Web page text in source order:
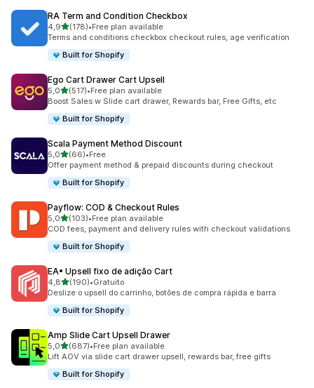
RA Term and Condition Checkbox
4,9de 5 estrelas
(178)
178 total de avaliações
•Free plan available
Terms and conditions checkbox checkout rules, age verification
Built for Shopify
Ego Cart Drawer Cart Upsell
5,0de 5 estrelas
(517)
517 total de avaliações
•Free plan available
Boost Sales w Slide cart drawer, Rewards bar, Free Gifts, etc
Built for Shopify
Scala Payment Method Discount
5,0de 5 estrelas
(66)
66 total de avaliações
•Free
Offer payment method & prepaid discounts during checkout
Built for Shopify
Payflow: COD & Checkout Rules
5,0de 5 estrelas
(103)
103 total de avaliações
•Free plan available
COD fees, payment and delivery rules with checkout validations
Built for Shopify
EA• Upsell fixo de adição Cart
4,8de 5 estrelas
(190)
190 total de avaliações
•Gratuito
Deslize o upsell do carrinho, botões de compra rápida e barra
Built for Shopify
Amp Slide Cart Upsell Drawer
5,0de 5 estrelas
(687)
687 total de avaliações
•Free plan available
Lift AOV via slide cart drawer upsell, rewards bar, free gifts
Built for Shopify